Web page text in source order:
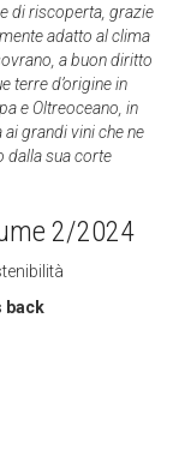
di riscoperta, grazie
adatto al clima
a buon diritto
terre d’origine in
e Oltreoceano, in
grandi vini che ne
dalla sua corte
2/2024
back